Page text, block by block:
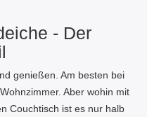
- Der
genießen. Am besten bei
Aber wohin mit
Couchtisch ist es nur halb